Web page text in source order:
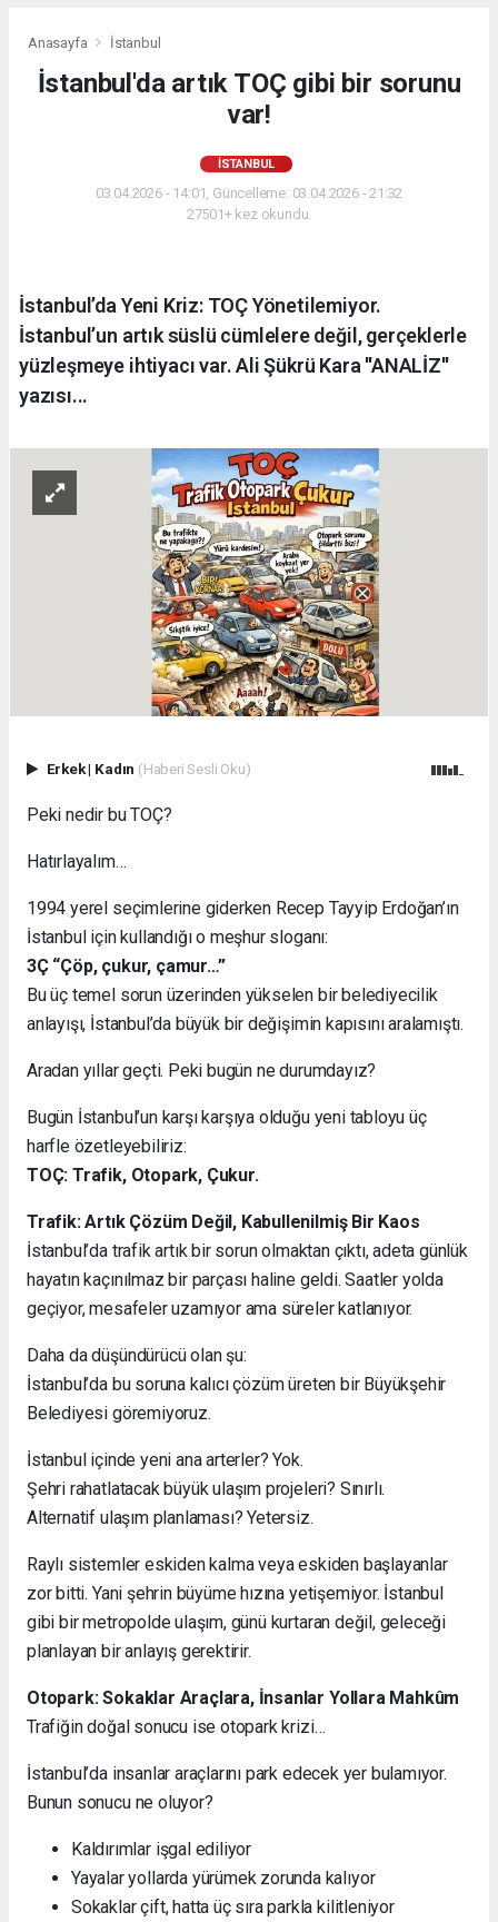
Anasayfa İstanbul
İstanbul'da artık TOÇ gibi bir sorunu
var!
İSTANBUL
03.04.2026 - 14:01, Güncelleme: 03.04.2026 - 21:32
27501+ kez okundu.
İstanbul’da Yeni Kriz: TOÇ Yönetilemiyor.
İstanbul’un artık süslü cümlelere değil, gerçeklerle
yüzleşmeye ihtiyacı var. Ali Şükrü Kara ''ANALİZ''
yazısı...
Erkek| Kadın (Haberi Sesli Oku)
Peki nedir bu TOÇ?
Hatırlayalım…
1994 yerel seçimlerine giderken Recep Tayyip Erdoğan’ın
İstanbul için kullandığı o meşhur sloganı:
3Ç “Çöp, çukur, çamur…”
Bu üç temel sorun üzerinden yükselen bir belediyecilik
anlayışı, İstanbul’da büyük bir değişimin kapısını aralamıştı.
Aradan yıllar geçti. Peki bugün ne durumdayız?
Bugün İstanbul’un karşı karşıya olduğu yeni tabloyu üç
harfle özetleyebiliriz:
TOÇ: Trafik, Otopark, Çukur.
Trafik: Artık Çözüm Değil, Kabullenilmiş Bir Kaos
İstanbul’da trafik artık bir sorun olmaktan çıktı, adeta günlük
hayatın kaçınılmaz bir parçası haline geldi. Saatler yolda
geçiyor, mesafeler uzamıyor ama süreler katlanıyor.
Daha da düşündürücü olan şu:
İstanbul’da bu soruna kalıcı çözüm üreten bir Büyükşehir
Belediyesi göremiyoruz.
İstanbul içinde yeni ana arterler? Yok.
Şehri rahatlatacak büyük ulaşım projeleri? Sınırlı.
Alternatif ulaşım planlaması? Yetersiz.
Raylı sistemler eskiden kalma veya eskiden başlayanlar
zor bitti. Yani şehrin büyüme hızına yetişemiyor. İstanbul
gibi bir metropolde ulaşım, günü kurtaran değil, geleceği
planlayan bir anlayış gerektirir.
Otopark: Sokaklar Araçlara, İnsanlar Yollara Mahkûm
Trafiğin doğal sonucu ise otopark krizi…
İstanbul’da insanlar araçlarını park edecek yer bulamıyor.
Bunun sonucu ne oluyor?
Kaldırımlar işgal ediliyor
Yayalar yollarda yürümek zorunda kalıyor
Sokaklar çift, hatta üç sıra parkla kilitleniyor